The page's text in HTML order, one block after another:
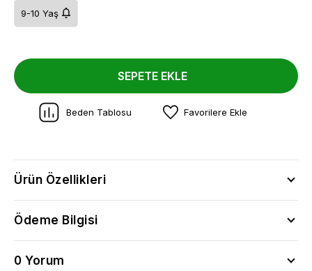
9-10 Yaş
SEPETE EKLE
Beden Tablosu Favorilere Ekle
Ürün Özellikleri
Ödeme Bilgisi
0 Yorum